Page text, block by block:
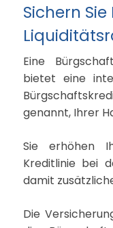
Sichern Sie
Eine
bietet eine
genannt, Ihrer
Sie erhöhen
Kreditlinie bei
damit
Die